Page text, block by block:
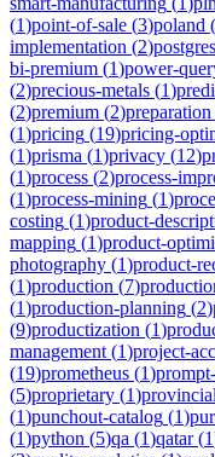
(1)point-of-sale (3)poland (
implementation (2)postgres
bi-premium (1)power-
(2)precious-metals (1)
(2)premium (2)preparation
(1)pricing (19)pricing-
(1)prisma (1)privacy (12)
(1)process (2)process-
(1)process-mining (1)
costing (1)product-
mapping (1)product-
photography (1)product-
(1)production (7)
(1)production-planning (2)
(9)productization (1)
management (1)project-
(19)prometheus (1)
(5)proprietary (1)
(1)punchout-catalog (1)
(1)python (5)qa (1)qatar(1